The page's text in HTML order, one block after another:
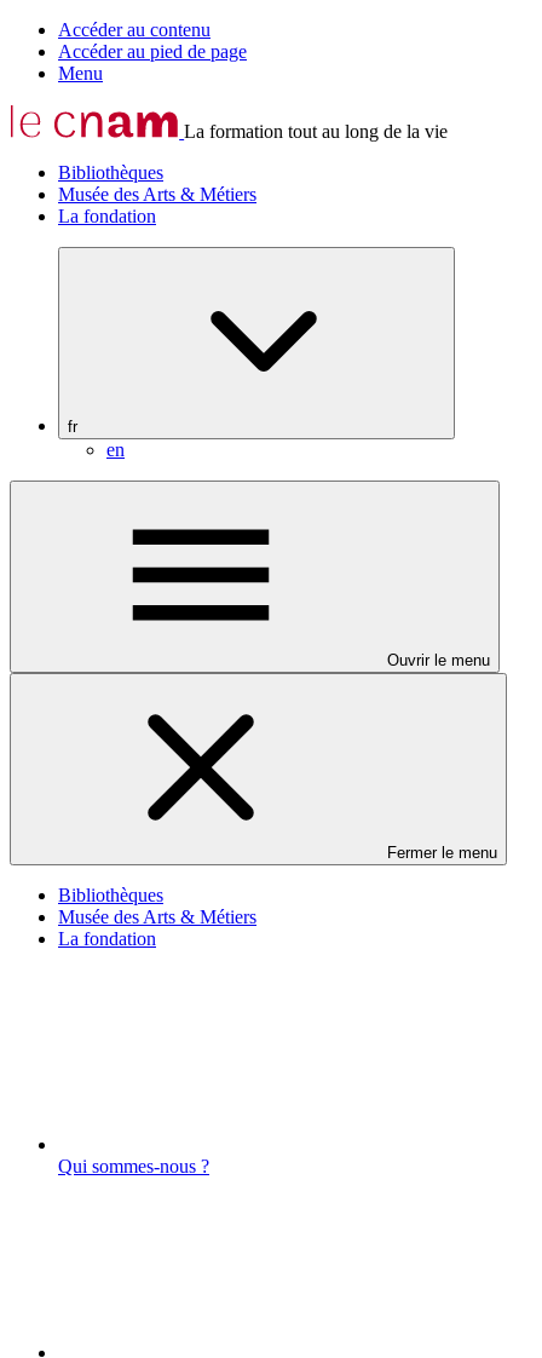
Accéder au contenu
Accéder au pied de page
Menu
La formation tout au long de la vie
Bibliothèques
Musée des Arts & Métiers
La fondation
fr
en
Ouvrir le menu
Fermer le menu
Bibliothèques
Musée des Arts & Métiers
La fondation
Qui sommes-nous ?